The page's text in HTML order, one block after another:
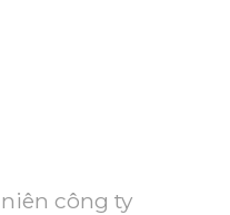
công ty